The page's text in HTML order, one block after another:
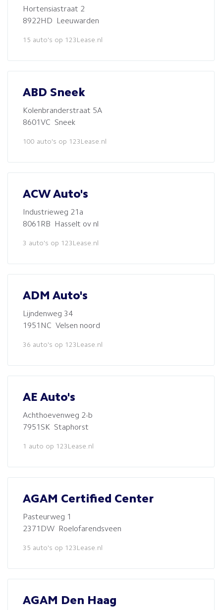
Hortensiastraat 2
8922HD Leeuwarden
15 auto's op 123Lease.nl
ABD Sneek
Kolenbranderstraat 5A
8601VC Sneek
100 auto's op 123Lease.nl
ACW Auto's
Industrieweg 21a
8061RB Hasselt ov nl
3 auto's op 123Lease.nl
ADM Auto's
Lijndenweg 34
1951NC Velsen noord
36 auto's op 123Lease.nl
AE Auto's
Achthoevenweg 2-b
7951SK Staphorst
1 auto op 123Lease.nl
AGAM Certified Center
Pasteurweg 1
2371DW Roelofarendsveen
35 auto's op 123Lease.nl
AGAM Den Haag